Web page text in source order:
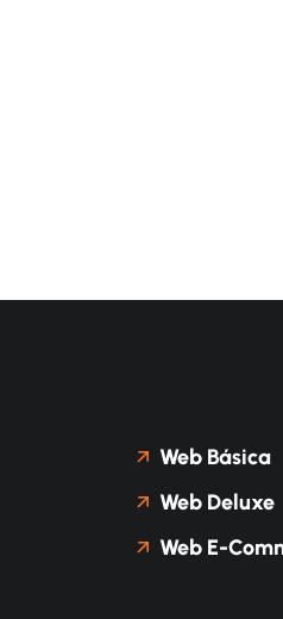
Web Básica
Web Deluxe
Web E-